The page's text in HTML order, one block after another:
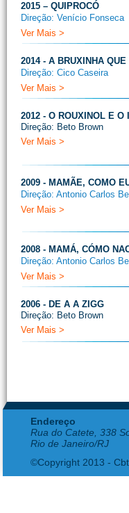
2015 – QUIPROCÓ
Direção: Venício Fonseca
Ver Mais >
2014 - A BRUXINHA
Direção: Cico Caseira
Ver Mais >
2012 - O ROUXINOL E O
Direção: Beto Brown
Ver Mais >
2009 - MAMÃE, COMO
Direção: Antonio Carlos
Ver Mais >
2008 - MAMÁ, CÓMO
Direção: Antonio Carlos
Ver Mais >
2006 - DE A A ZIGG
Direção: Beto Brown
Ver Mais >
Endereço
Rua do Catete, 338
Rio de Janeiro/RJ
©Copyright 2013 -